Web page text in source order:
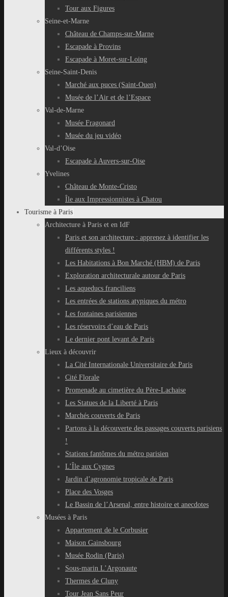
Tour aux Figures
Seine-et-Marne
Château de Champs-sur-Marne
Escapade à Provins
Escapade à Moret-sur-Loing
Seine-Saint-Denis
Marché aux puces (Saint-Ouen)
Musée de l’Air et de l’Espace
Val-de-Marne
Musée Fragonard
Musée du jeu vidéo
Val-d’Oise
Escapade à Auvers-sur-Oise
Yvelines
Château de Monte-Cristo
Île aux Impressionnistes à Chatou
Tourisme à Paris
Architecture à Paris et en IdF
Paris et son architecture : apprenez à identifier les
différents styles !
Les Habitations à Bon Marché (HBM) de Paris
Exploration architecturale autour de Paris
Les aqueducs franciliens
Les entrées de stations atypiques du métro
Les fontaines parisiennes
Les réservoirs d’eau de Paris
Le dernier pont levant de Paris
Lieux à découvrir
La Cité Internationale Universitaire de Paris
Cité Florale
Promenade au cimetière du Père-Lachaise
Les Statues de la Liberté à Paris
Marchés couverts de Paris
Partons à la découverte des passages couverts parisiens
!
Stations fantômes du métro parisien
L’Île aux Cygnes
Jardin d’agronomie tropicale de Paris
Place des Vosges
Le Bassin de l’Arsenal, entre histoire et anecdotes
Musées à Paris
Appartement de le Corbusier
Maison Gainsbourg
Musée Rodin (Paris)
Sous-marin L’Argonaute
Thermes de Cluny
Tour Jean Sans Peur